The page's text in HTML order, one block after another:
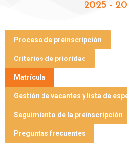
2025 -
Proceso de preinscripción
Criterios de prioridad
Matrícula
Gestión de vacantes y lista de
Seguimiento de la preinscripción
Preguntas frecuentes